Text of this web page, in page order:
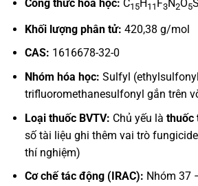
Công thức hóa học: C15H11 F3N2O5S
Khối lượng phân tử: 420,38 g/mol
CAS: 1616678-32-0
Nhóm hóa học: Sulfyl
trifluoromethanesulfonyl gắn trên
Loại thuốc BVTV: Chủ yếu là thuốc
số tài liệu ghi thêm vai trò
thí nghiệm)
Cơ chế tác động (IRAC): Nhóm 37